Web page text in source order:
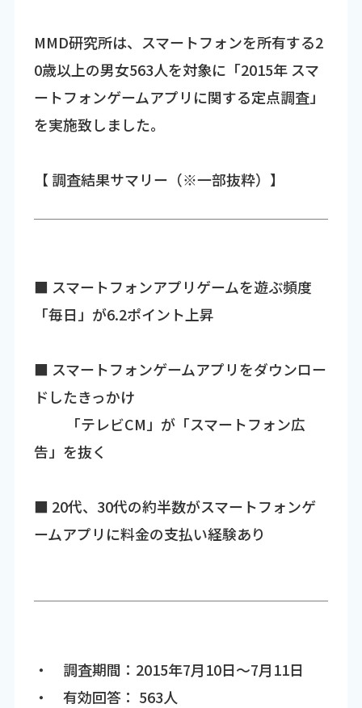
MMD研究所は、スマートフォンを所有する2
0歳以上の男女563人を対象に「2015年 スマ
ートフォンゲームアプリに関する定点調査」
を実施致しました。
【 調査結果サマリー（※一部抜粋）】
■ スマートフォンアプリゲームを遊ぶ頻度
「毎日」が6.2ポイント上昇
■ スマートフォンゲームアプリをダウンロー
ドしたきっかけ
「テレビCM」が「スマートフォン広
告」を抜く
■ 20代、30代の約半数がスマートフォンゲ
ームアプリに料金の支払い経験あり
・ 調査期間：2015年7月10日～7月11日
・ 有効回答： 563人